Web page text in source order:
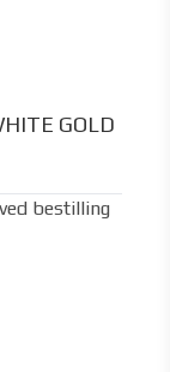
GOLD
bestilling